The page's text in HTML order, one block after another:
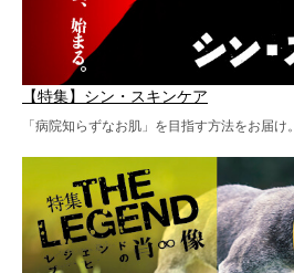
【特集】シン・スキンケア
「病院知らずなお肌」を目指す方法をお届け。